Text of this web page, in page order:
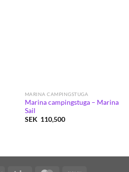
MARINA CAMPINGSTUGA
Marina campingstuga – Marina
Sail
SEK 110,500